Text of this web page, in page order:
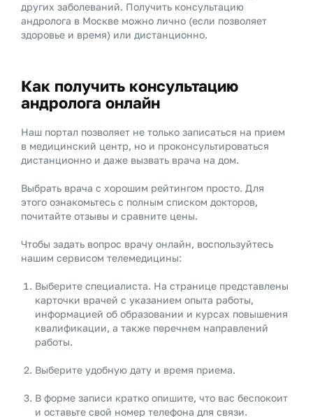
других заболеваний. Получить консультацию
андролога в Москве можно лично (если позволяет
здоровье и время) или дистанционно.
Как получить консультацию
андролога онлайн
Наш портал позволяет не только записаться на прием
в медицинский центр, но и проконсультироваться
дистанционно и даже вызвать врача на дом.
Выбрать врача с хорошим рейтингом просто. Для
этого ознакомьтесь с полным списком докторов,
почитайте отзывы и сравните цены.
Чтобы задать вопрос врачу онлайн, воспользуйтесь
нашим сервисом телемедицины:
Выберите специалиста. На странице представлены
карточки врачей с указанием опыта работы,
информацией об образовании и курсах повышения
квалификации, а также перечнем направлений
работы.
Выберите удобную дату и время приема.
В форме записи кратко опишите, что вас беспокоит
и оставьте свой номер телефона для связи.